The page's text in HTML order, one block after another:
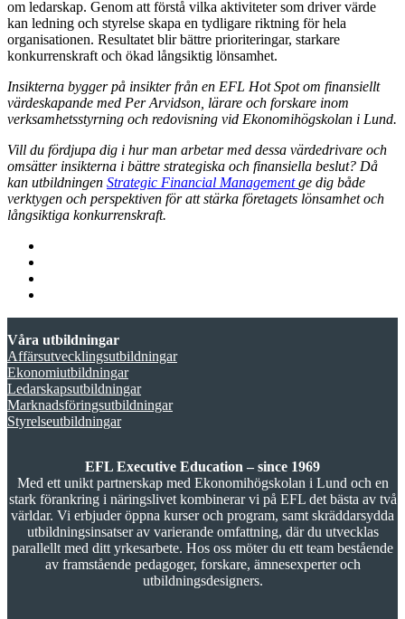
om ledarskap. Genom att förstå vilka aktiviteter som driver värde
kan ledning och styrelse skapa en tydligare riktning för hela
organisationen. Resultatet blir bättre prioriteringar, starkare
konkurrenskraft och ökad långsiktig lönsamhet.
Insikterna bygger på insikter från en EFL Hot Spot om finansiellt
värdeskapande med Per Arvidson, lärare och forskare inom
verksamhetsstyrning och redovisning vid Ekonomihögskolan i Lund.
Vill du fördjupa dig i hur man arbetar med dessa värdedrivare och
omsätter insikterna i bättre strategiska och finansiella beslut? Då
kan utbildningen Strategic Financial Managementge dig både
verktygen och perspektiven för att stärka företagets lönsamhet och
långsiktiga konkurrenskraft.
Våra utbildningar
Affärsutvecklingsutbildningar
Ekonomiutbildningar
Ledarskapsutbildningar
Marknadsföringsutbildningar
Styrelseutbildningar
EFL Executive Education – since 1969
Med ett unikt partnerskap med Ekonomihögskolan i Lund och en
stark förankring i näringslivet kombinerar vi på EFL det bästa av två
världar. Vi erbjuder öppna kurser och program, samt skräddarsydda
utbildningsinsatser av varierande omfattning, där du utvecklas
parallellt med ditt yrkesarbete. Hos oss möter du ett team bestående
av framstående pedagoger, forskare, ämnesexperter och
utbildningsdesigners.